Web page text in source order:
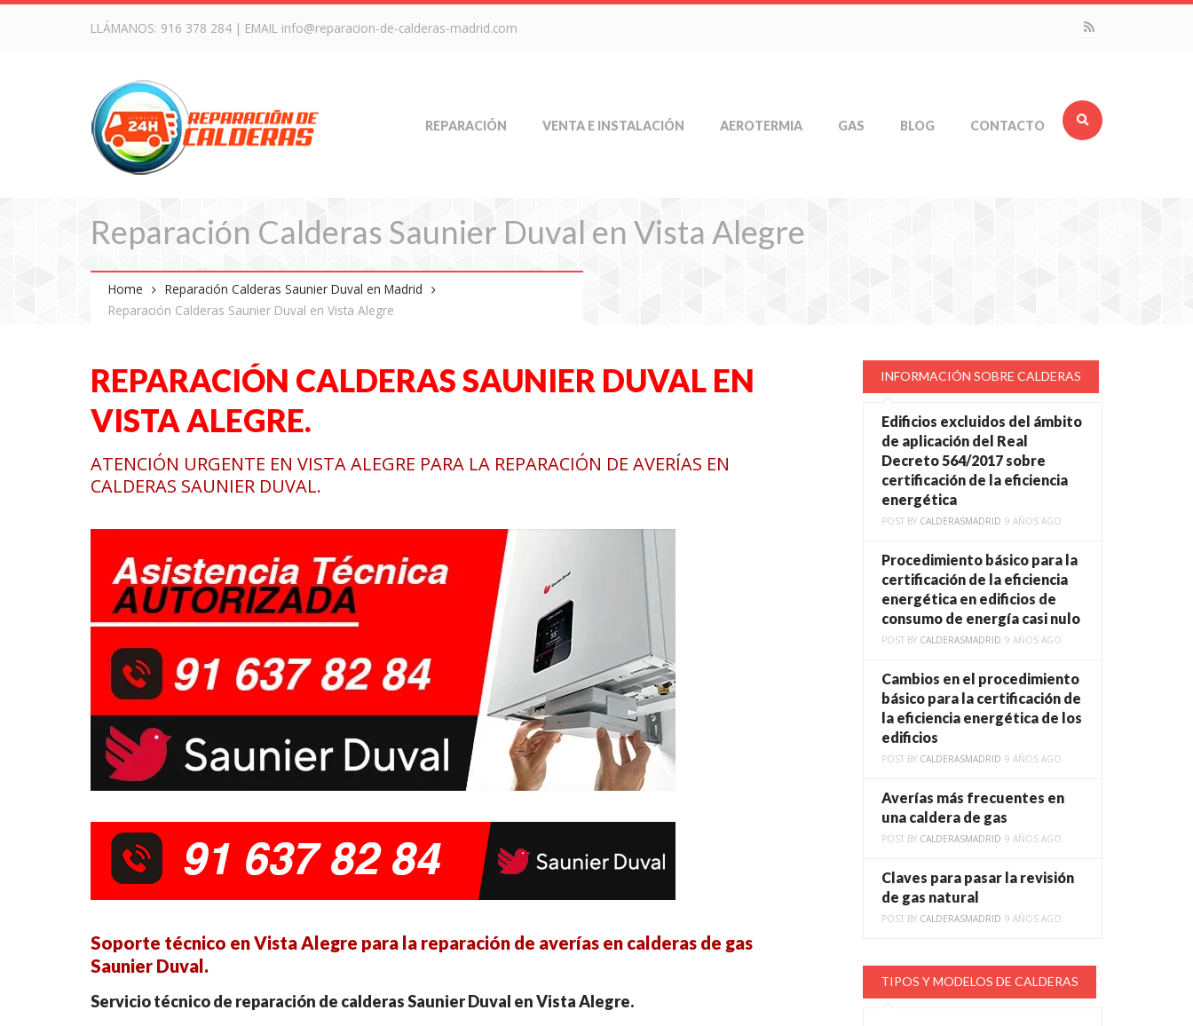
LLÁMANOS: 916 378 284 | EMAIL info@reparacion-de-calderas-madrid.com
REPARACIÓN VENTA E INSTALACIÓN AEROTERMIA GAS BLOG CONTACTO
Reparación Calderas Saunier Duval en Vista Alegre
Home
Reparación Calderas Saunier Duval en Madrid
Reparación Calderas Saunier Duval en Vista Alegre
REPARACIÓN CALDERAS SAUNIER DUVAL EN
VISTA ALEGRE.
ATENCIÓN URGENTE EN VISTA ALEGRE PARA LA REPARACIÓN DE AVERÍAS EN
CALDERAS SAUNIER DUVAL.
Soporte técnico en Vista Alegre para la reparación de averías en calderas de gas
Saunier Duval.
Servicio técnico de reparación de calderas Saunier Duval en Vista Alegre.
INFORMACIÓN SOBRE CALDERAS
Edificios excluidos del ámbito
de aplicación del Real
Decreto 564/2017 sobre
certificación de la eficiencia
energética
POST BY CALDERASMADRID 9 AÑOS AGO
Procedimiento básico para la
certificación de la eficiencia
energética en edificios de
consumo de energía casi nulo
POST BY CALDERASMADRID 9 AÑOS AGO
Cambios en el procedimiento
básico para la certificación de
la eficiencia energética de los
edificios
POST BY CALDERASMADRID 9 AÑOS AGO
Averías más frecuentes en
una caldera de gas
POST BY CALDERASMADRID 9 AÑOS AGO
Claves para pasar la revisión
de gas natural
POST BY CALDERASMADRID 9 AÑOS AGO
TIPOS Y MODELOS DE CALDERAS